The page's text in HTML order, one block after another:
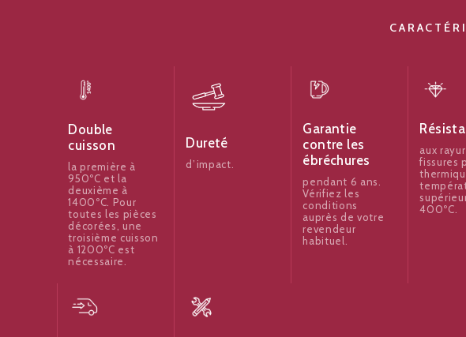
Double
cuisson
la première à
950ºC et la
deuxième à
1400ºC. Pour
toutes les pièces
décorées, une
troisième cuisson
à 1200ºC est
nécessaire.
Dureté
d’impact.
Garantie
contre les
ébréchures
pendant 6 ans.
Vérifiez les
conditions
auprès de votre
revendeur
habituel.
aux
fissures
400ºC.